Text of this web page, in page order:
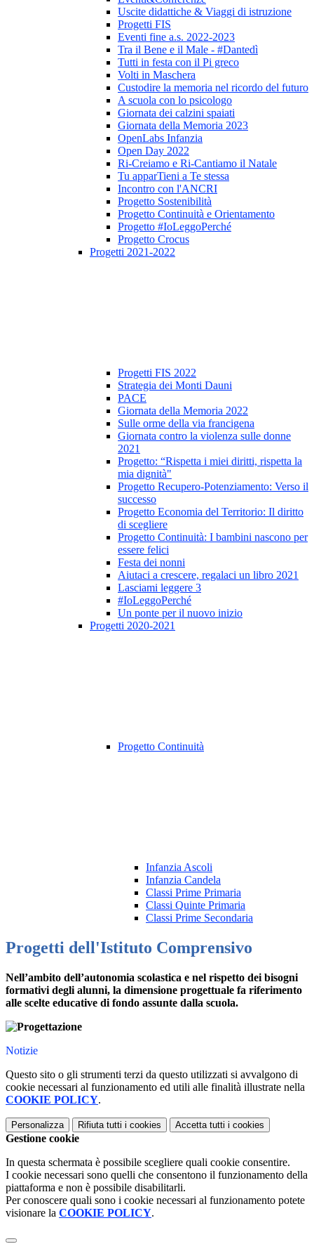
Uscite didattiche & Viaggi di istruzione
Progetti FIS
Eventi fine a.s. 2022-2023
Tra il Bene e il Male - #Dantedì
Tutti in festa con il Pi greco
Volti in Maschera
Custodire la memoria nel ricordo del futuro
A scuola con lo psicologo
Giornata dei calzini spaiati
Giornata della Memoria 2023
OpenLabs Infanzia
Open Day 2022
Ri-Creiamo e Ri-Cantiamo il Natale
Tu apparTieni a Te stessa
Incontro con l'ANCRI
Progetto Sostenibilità
Progetto Continuità e Orientamento
Progetto #IoLeggoPerché
Progetto Crocus
Progetti 2021-2022
Progetti FIS 2022
Strategia dei Monti Dauni
PACE
Giornata della Memoria 2022
Sulle orme della via francigena
Giornata contro la violenza sulle donne
2021
Progetto: “Rispetta i miei diritti, rispetta la
mia dignità"
Progetto Recupero-Potenziamento: Verso il
successo
Progetto Economia del Territorio: Il diritto
di scegliere
Progetto Continuità: I bambini nascono per
essere felici
Festa dei nonni
Aiutaci a crescere, regalaci un libro 2021
Lasciami leggere 3
#IoLeggoPerché
Un ponte per il nuovo inizio
Progetti 2020-2021
Progetto Continuità
Infanzia Ascoli
Infanzia Candela
Classi Prime Primaria
Classi Quinte Primaria
Classi Prime Secondaria
Progetti dell'Istituto Comprensivo
Nell’ambito dell’autonomia scolastica e nel rispetto dei bisogni
formativi degli alunni, la dimensione progettuale fa riferimento
alle scelte educative di fondo assunte dalla scuola.
Notizie
Questo sito o gli strumenti terzi da questo utilizzati si avvalgono di
cookie necessari al funzionamento ed utili alle finalità illustrate nella
COOKIE POLICY.
Personalizza Rifiuta tutti i cookies Accetta tutti i cookies
Gestione cookie
In questa schermata è possibile scegliere quali cookie consentire.
I cookie necessari sono quelli che consentono il funzionamento della
piattaforma e non è possibile disabilitarli.
Per conoscere quali sono i cookie necessari al funzionamento potete
visionare la COOKIE POLICY.